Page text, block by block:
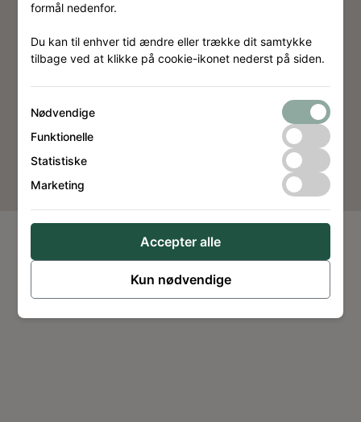
Cookiepolitik
formål nedenfor.
Du kan til enhver tid ændre eller trække dit samtykke
tilbage ved at klikke på cookie-ikonet nederst på siden.
Nødvendige
Funktionelle
Statistiske
Marketing
Kun nødvendige
Accepter alle